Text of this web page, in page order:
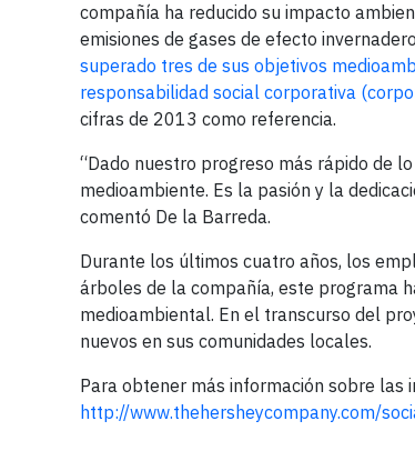
compañía ha reducido su impacto
emisiones de gases de efecto
superado tres de sus objetivos
responsabilidad social corporativa
cifras de 2013 como referencia.
“Dado nuestro progreso más rápido de
medioambiente. Es la pasión y la
comentó De la Barreda.
Durante los últimos cuatro años, los
árboles de la compañía, este programa
medioambiental. En el transcurso del
nuevos en sus comunidades locales.
Para obtener más información sobre las
http://www.thehersheycompany.com/